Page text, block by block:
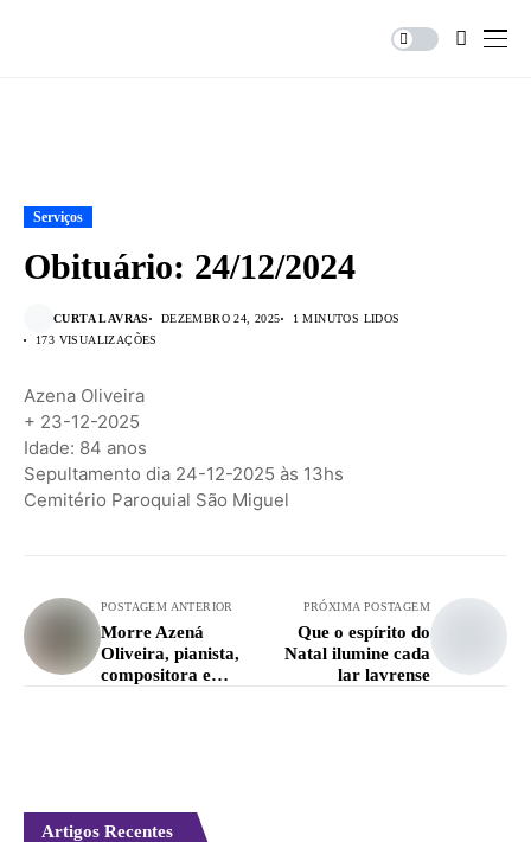
Serviços
Obituário: 24/12/2024
CURTA LAVRAS DEZEMBRO 24, 2025
1 MINUTOS LIDOS
173 VISUALIZAÇÕES
Azena Oliveira
+ 23-12-2025
Idade: 84 anos
Sepultamento dia 24-12-2025 às 13hs
Cemitério Paroquial São Miguel
POSTAGEM ANTERIOR
Morre Azená
Oliveira, pianista,
compositora e
PRÓXIMA POSTAGEM
Que o espírito do
Natal ilumine cada
lar lavrense
Artigos Recentes